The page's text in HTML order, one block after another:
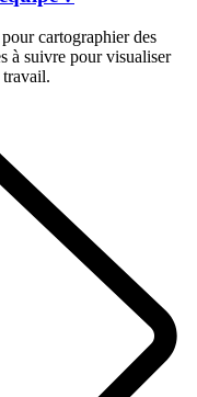
cartographier des
à suivre pour visualiser
travail.